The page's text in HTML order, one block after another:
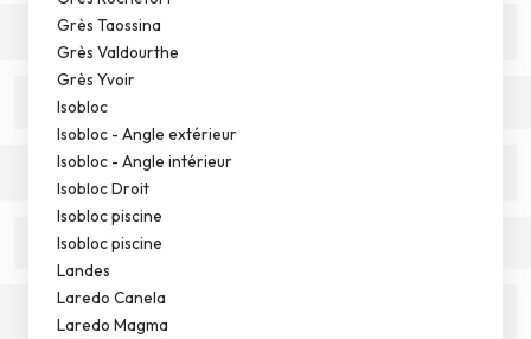
Grès Taossina
Grès Valdourthe
Grès Yvoir
Isobloc
Isobloc - Angle extérieur
Isobloc - Angle intérieur
Isobloc Droit
Isobloc piscine
Isobloc piscine
Landes
Laredo Canela
Laredo Magma